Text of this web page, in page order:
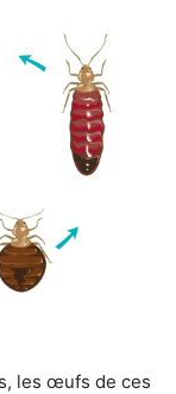
les œufs de ces